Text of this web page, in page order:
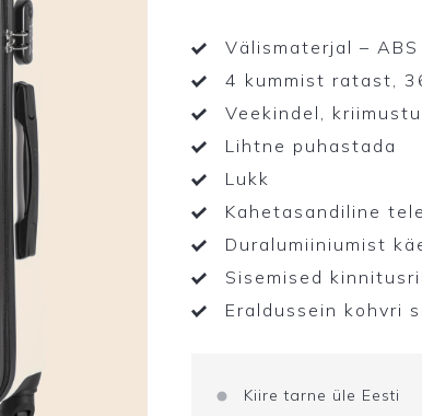
Välismaterjal – ABS
4 kummist ratast,
Veekindel,
Lihtne puhastada
Lukk
Kahetasandiline
Duralumiiniumist
Sisemised
Eraldussein kohvri
Kiire tarne üle Eesti